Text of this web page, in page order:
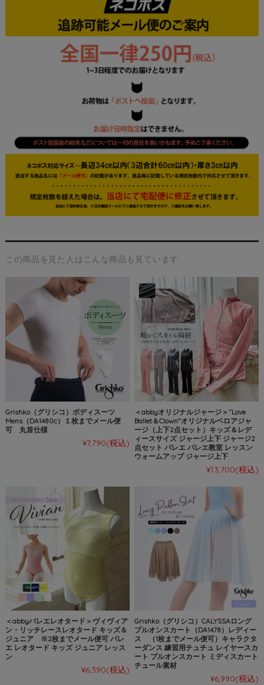
この商品を見た人はこんな商品も見ています
Grishko（グリシコ）ボディスーツ
Mens（DA1480c）１枚までメール便
可 丸首仕様
¥7,790(税込)
＜abbyオリジナルジャージ＞“Love
Ballet＆Clown”オリジナルベロアジャ
ージ（上下2点セット）キッズ＆レデ
ィースサイズ ジャージ上下 ジャージ2
点セット バレエ バレエ教室 レッスン
ウォームアップ ジャージ上下
¥13,700(税込)
＜abbyバレエレオタード＞ヴィヴィア
ン・リッチレースレオタード キッズ＆
ジュニア ※2枚までメール便可 バレ
エ レオタード キッズ ジュニア レッス
ン
¥6,390(税込)
Grishko（グリシコ）CALYSSAロング
プルオンスカート（DA1478）レディー
ス （1枚までメール便可）キャラクタ
ーダンス 練習用チュチュ レイヤースカ
ート プルオンスカート ミディスカート
チュール素材
¥6,990(税込)